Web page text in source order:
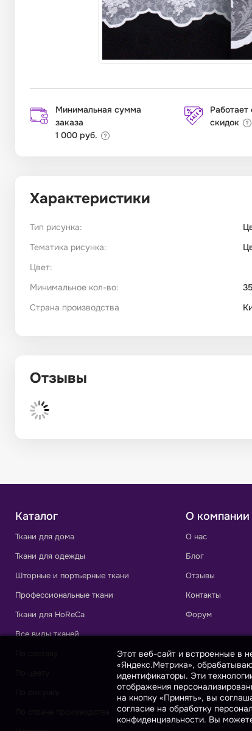
Минимальная сумма
заказа
1 000 руб.
Работает
скидок
Характеристики
Тип рисунка:
Тематика рисунка:
Цвет:
Минимальное кол-во:
35
Страна производства
Отзывы
Каталог
Ткани для дома
Ткани для одежды
Шторные и портьерные ткани
Профессиональные ткани
Ткани для HoReCa
Все виды тканей
О компании
О нас
Блог
Отзывы
Контакты
Форум
Этот веб-сайт и встроенные в
«Яндекс.Метрика»,
идентификаторы. Эти
отображения
на кнопку «Принять», вы
согласие на обработку
конфиденциальности. Вы